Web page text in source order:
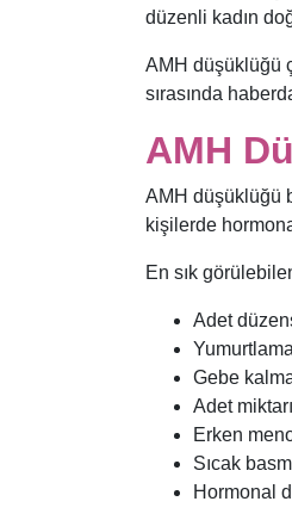
düzenli kadın
AMH düşüklüğü
sırasında
AMH
AMH düşüklüğü
kişilerde
En sık
Adet
Gebe
Adet
Erken
Sıcak
Hormonal